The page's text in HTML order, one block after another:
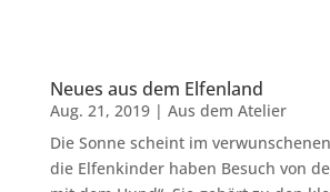
Neues aus dem Elfenland
Aug. 21, 2019| Aus dem Atelier
Die Sonne scheint im
die Elfenkinder haben Besuch von